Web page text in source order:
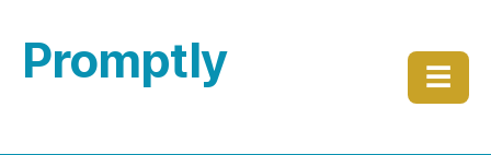
Promptly ☰